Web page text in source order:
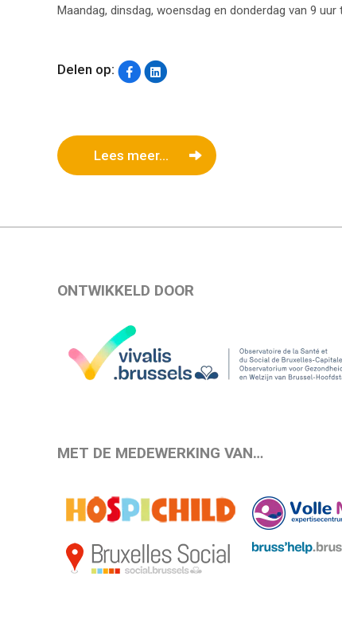
Maandag, dinsdag, woensdag en donderdag van 9
Delen op:
Lees meer...
ONTWIKKELD DOOR
MET DE MEDEWERKING VAN…